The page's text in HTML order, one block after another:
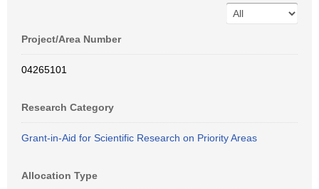
Project/Area Number
04265101
Research Category
Grant-in-Aid for Scientific Research on Priority Areas
Allocation Type